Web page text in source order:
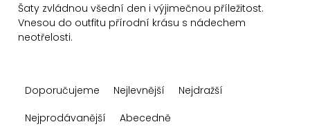
Šaty zvládnou všední den i výjimečnou příležitost.
Vnesou do outfitu přírodní krásu s nádechem
neotřelosti.
aDoporučujeme Nejlevnější
Nejdražší
Nejprodávanější
Abecedně